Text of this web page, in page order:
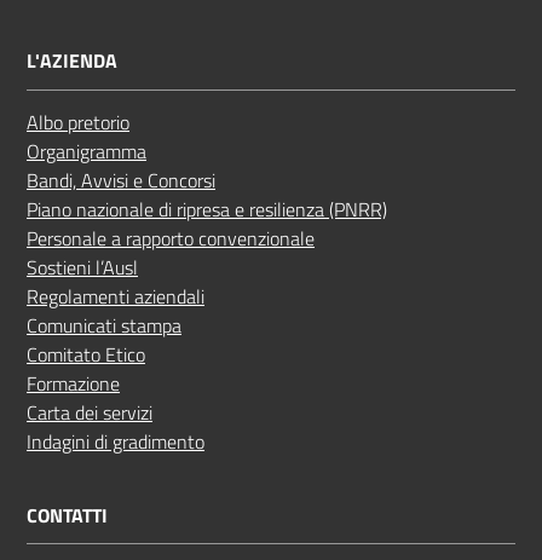
L'AZIENDA
Albo pretorio
Organigramma
Bandi, Avvisi e Concorsi
Piano nazionale di ripresa e resilienza (PNRR)
Personale a rapporto convenzionale
Sostieni l’Ausl
Regolamenti aziendali
Comunicati stampa
Comitato Etico
Formazione
Carta dei servizi
Indagini di gradimento
CONTATTI